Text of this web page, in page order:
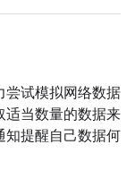
尝试模拟网络数据
适当数量的数据来
知提醒自己数据何